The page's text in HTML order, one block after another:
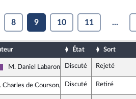
8 9 10 11 ...
État Sort
Ensemble pour la République
M. Daniel LabaronneDiscuté Rejeté
Charles de Courson, rapporteur
Discuté Retiré